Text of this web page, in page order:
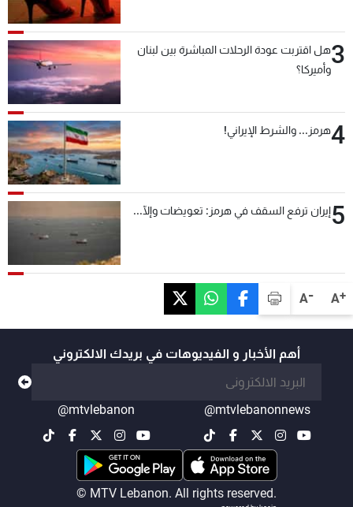
A+
A-
3هل اقتربت عودة الرحلات المباشرة بين لبنان
وأميركا؟
4هرمز... والشرط الإيراني!
5إيران ترفع السقف في هرمز: تعويضات وإلّا...
أهم الأخبار و الفيديوهات في بريدك الالكتروني
@mtvlebanonnews
@mtvlebanon
© MTV Lebanon. All rights reserved.